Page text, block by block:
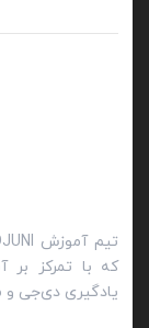
که با تمرکز بر
یادگیری دی‌جی و